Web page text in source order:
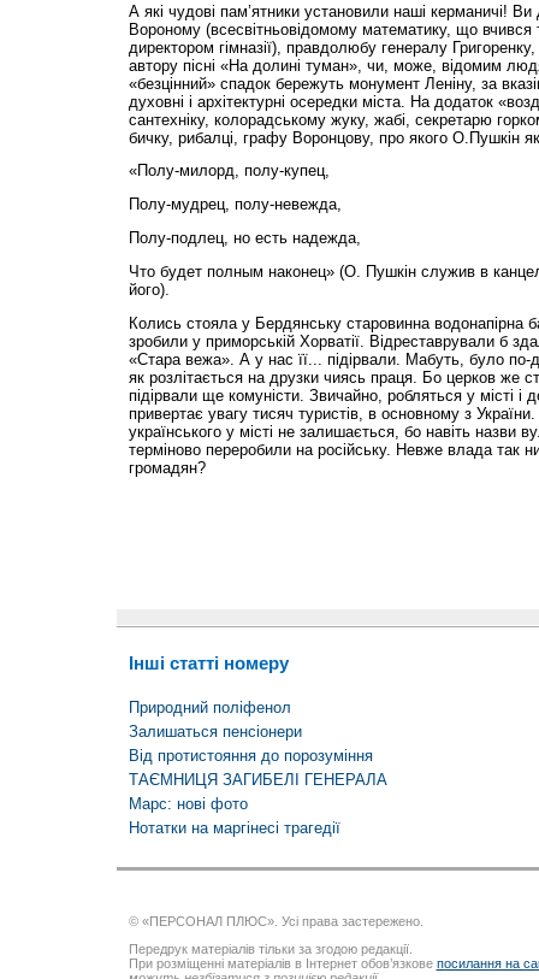
А які чудові пам’ятники установили наші керманичі!
Вороному (всесвітньовідомому математику, що вчився
директором гімназії), правдолюбу генералу
автору пісні «На долині туман», чи, може, відомим
«безцінний» спадок бережуть монумент Леніну, за
духовні і архітектурні осередки міста. На додаток
сантехніку, колорадському жуку, жабі, секретарю
бичку, рибалці, графу Воронцову, про якого О.Пушкін
«Полу-милорд, полу-купец,
Полу-мудрец, полу-невежда,
Полу-подлец, но есть надежда,
Что будет полным наконец» (О. Пушкін служив в
його).
Колись стояла у Бердянську старовинна водонапірна
зробили у приморській Хорватії. Відреставрували б
«Стара вежа». А у нас її... підірвали. Мабуть, було по-
як розлітається на друзки чиясь праця. Бо церков же
підірвали ще комуністи. Звичайно, робляться у місті і
привертає увагу тисяч туристів, в основному з
українського у місті не залишається, бо навіть назви
терміново переробили на російську. Невже влада так
громадян?
Інші статті номеру
Природний поліфенол
Залишаться пенсіонери
Від протистояння до порозуміння
ТАЄМНИЦЯ ЗАГИБЕЛІ ГЕНЕРАЛА
Марс: нові фото
Нотатки на маргінесі трагедії
© «ПЕРСОНАЛ ПЛЮС». Усі права застережено.
Передрук матеріалів тільки за згодою редакції.
При розміщенні матеріалів в Інтернет обов’язкове посилання на